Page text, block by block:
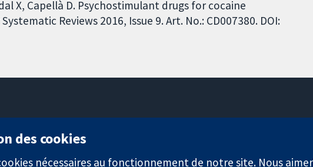
X, Capellà D. Psychostimulant drugs for cocaine
Reviews 2016, Issue 9. Art. No.: CD007380. DOI:
Londres
des cookies
nécessaires au fonctionnement de notre site. Nous